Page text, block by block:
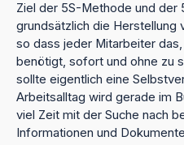
Ziel der 5S-Methode und
grundsätzlich die Herstellung
so dass jeder Mitarbeiter
benötigt, sofort und ohne zu
sollte eigentlich eine
Arbeitsalltag wird gerade im
viel Zeit mit der Suche nach
Informationen und